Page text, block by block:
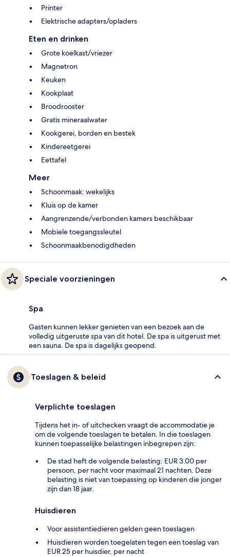
Printer
Elektrische adapters/opladers
Eten en drinken
Grote koelkast/vriezer
Magnetron
Keuken
Kookplaat
Broodrooster
Gratis mineraalwater
Kookgerei, borden en bestek
Kindereetgerei
Eettafel
Meer
Schoonmaak: wekelijks
Kluis op de kamer
Aangrenzende/verbonden kamers beschikbaar
Mobiele toegangssleutel
Schoonmaakbenodigdheden
Speciale voorzieningen
Spa
Gasten kunnen lekker genieten van een bezoek aan de
volledig uitgeruste spa van dit hotel. De spa is uitgerust met
een sauna. De spa is dagelijks geopend.
Toeslagen & beleid
Verplichte toeslagen
Tijdens het in- of uitchecken vraagt de accommodatie je
om de volgende toeslagen te betalen. In die toeslagen
kunnen toepasselijke belastingen inbegrepen zijn:
De stad heft de volgende belasting: EUR 3.00 per
persoon, per nacht voor maximaal 21 nachten. Deze
belasting is niet van toepassing op kinderen die jonger
zijn dan 18 jaar.
Huisdieren
Voor assistentiedieren gelden geen toeslagen
Huisdieren worden toegelaten tegen een toeslag van
EUR 25 per huisdier, per nacht